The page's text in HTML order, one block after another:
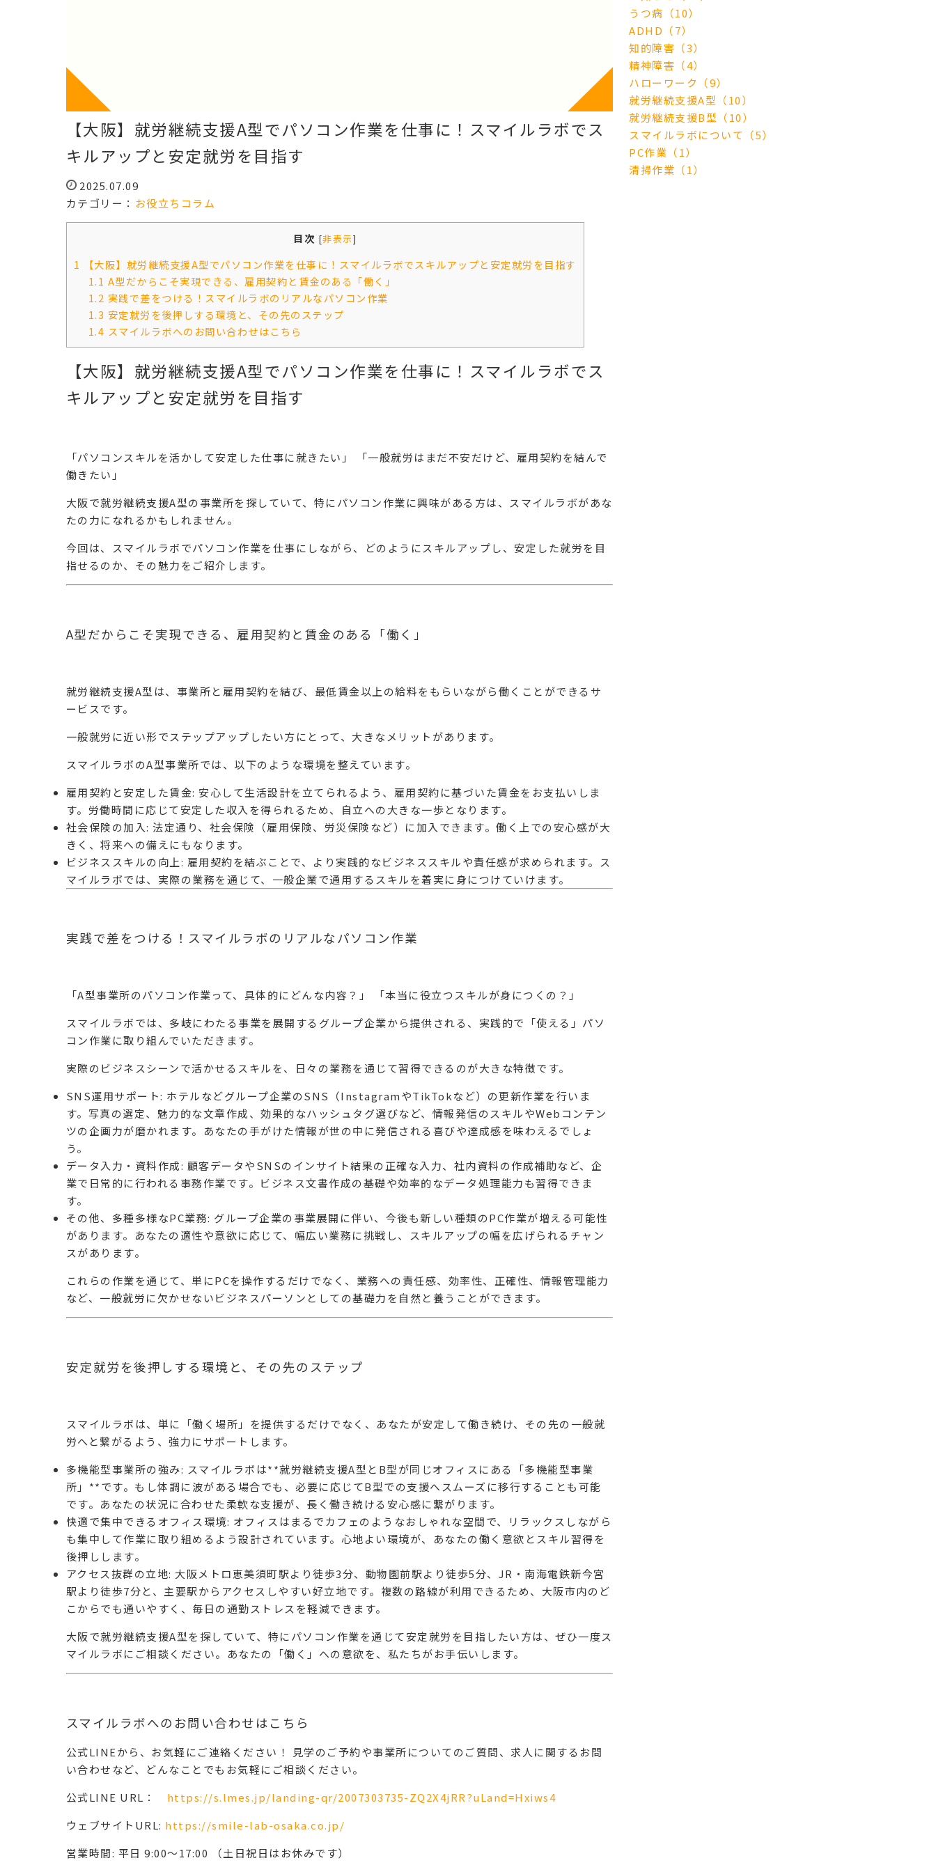
【大阪】就労継続支援A型でパソコン作業を仕事に！スマイルラボでス
キルアップと安定就労を目指す
2025.07.09
カテゴリー： お役立ちコラム
目次 [非表示]
1 【大阪】就労継続支援A型でパソコン作業を仕事に！スマイルラボでスキルアップと安定就労を目指す
1.1 A型だからこそ実現できる、雇用契約と賃金のある「働く」
1.2 実践で差をつける！スマイルラボのリアルなパソコン作業
1.3 安定就労を後押しする環境と、その先のステップ
1.4 スマイルラボへのお問い合わせはこちら
【大阪】就労継続支援A型でパソコン作業を仕事に！スマイルラボでス
キルアップと安定就労を目指す
「パソコンスキルを活かして安定した仕事に就きたい」 「一般就労はまだ不安だけど、雇用契約を結んで
働きたい」
大阪で就労継続支援A型の事業所を探していて、特にパソコン作業に興味がある方は、スマイルラボがあな
たの力になれるかもしれません。
今回は、スマイルラボでパソコン作業を仕事にしながら、どのようにスキルアップし、安定した就労を目
指せるのか、その魅力をご紹介します。
A型だからこそ実現できる、雇用契約と賃金のある「働く」
就労継続支援A型は、事業所と雇用契約を結び、最低賃金以上の給料をもらいながら働くことができるサ
ービスです。
一般就労に近い形でステップアップしたい方にとって、大きなメリットがあります。
スマイルラボのA型事業所では、以下のような環境を整えています。
雇用契約と安定した賃金: 安心して生活設計を立てられるよう、雇用契約に基づいた賃金をお支払いしま
す。労働時間に応じて安定した収入を得られるため、自立への大きな一歩となります。
社会保険の加入: 法定通り、社会保険（雇用保険、労災保険など）に加入できます。働く上での安心感が大
きく、将来への備えにもなります。
ビジネススキルの向上: 雇用契約を結ぶことで、より実践的なビジネススキルや責任感が求められます。ス
マイルラボでは、実際の業務を通じて、一般企業で通用するスキルを着実に身につけていけます。
実践で差をつける！スマイルラボのリアルなパソコン作業
「A型事業所のパソコン作業って、具体的にどんな内容？」 「本当に役立つスキルが身につくの？」
スマイルラボでは、 多岐にわたる事業を展開するグループ企業から提供される、 実践的で「使える」パソ
コン作業に取り組んでいただきます。
実際のビジネスシーンで活かせるスキルを、日々の業務を通じて習得できるのが大きな特徴です。
SNS運用サポート: ホテルなどグループ企業のSNS（InstagramやTikTokなど）の更新作業を行いま
す。写真の選定、魅力的な文章作成、効果的なハッシュタグ選びなど、 情報発信のスキルやWebコンテン
ツの企画力が磨かれます。あなたの手がけた情報が世の中に発信される喜びや達成感を味わえるでしょ
う。
データ入力・資料作成: 顧客データやSNSのインサイト結果の正確な入力、社内資料の作成補助など、企
業で日常的に行われる 事務作業です。 ビジネス文書作成の基礎や効率的なデータ処理能力も習得できま
す。
その他、多種多様なPC業務: グループ企業の事業展開に伴い、今後も新しい種類のPC作業が増える可能性
があります。あなたの適性や意欲に応じて、幅広い業務に挑戦し、スキルアップの幅を広げられるチャン
スがあります。
これらの作業を通じて、単にPCを操作するだけでなく、 業務への責任感、 効率性、 正確性、 情報管理能力
など、一般就労に欠かせないビジネスパーソンとしての基礎力を自然と養うことができます。
安定就労を後押しする環境と、その先のステップ
スマイルラボは、単に「働く場所」を提供するだけでなく、あなたが安定して働き続け、その先の一般就
労へと繋がるよう、強力にサポートします。
多機能型事業所の強み: スマイルラボは**就労継続支援A型とB型が同じオフィスにある「多機能型事業
所」**です。もし体調に波がある場合でも、必要に応じてB型での支援へスムーズに移行することも可能
です。あなたの状況に合わせた柔軟な支援が、長く働き続ける安心感に繋がります。
快適で集中できるオフィス環境: オフィスはまるでカフェのようなおしゃれな空間で、リラックスしながら
も集中して作業に取り組めるよう設計されています。心地よい環境が、あなたの働く意欲とスキル習得を
後押しします。
アクセス抜群の立地: 大阪メトロ恵美須町駅より徒歩3分、動物園前駅より徒歩5分、JR・南海電鉄新今宮
駅より徒歩7分と、主要駅からアクセスしやすい好立地です。複数の路線が利用できるため、大阪市内のど
こからでも通いやすく、毎日の通勤ストレスを軽減できます。
大阪で就労継続支援A型を探していて、特にパソコン作業を通じて安定就労を目指したい方は、ぜひ一度ス
マイルラボにご相談ください。あなたの「働く」への意欲を、私たちがお手伝いします。
スマイルラボへのお問い合わせはこちら
公式LINEから、お気軽にご連絡ください！
見学のご予約や事業所についてのご質問、求人に関するお問
い合わせなど、どんなことでもお気軽にご相談ください。
公式LINE URL： https://s.lmes.jp/landing-qr/2007303735-ZQ2X4jRR?uLand=Hxiws4
ウェブサイトURL: https://smile-lab-osaka.co.jp/
営業時間: 平日 9:00～17:00 （土日祝日はお休みです）
うつ病（10）
ADHD（7）
知的障害（3）
精神障害（4）
ハローワーク（9）
就労継続支援A型（10）
就労継続支援B型（10）
スマイルラボについて（5）
PC作業（1）
清掃作業（1）